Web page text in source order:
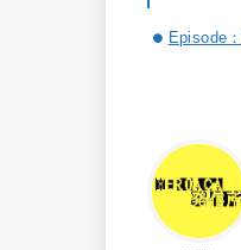
Episode